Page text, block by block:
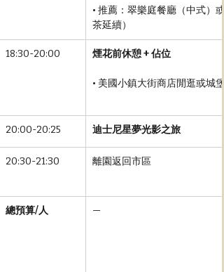
• 推薦：翠樂庭餐廳（中式）
茶延續）
18:30-20:00 煙花前休憩 + 佔位
• 美國小鎮大街商店閒逛或城
20:00-20:25 迪士尼星夢光影之旅
20:30-21:30 離園返回市區
總預算/人 —